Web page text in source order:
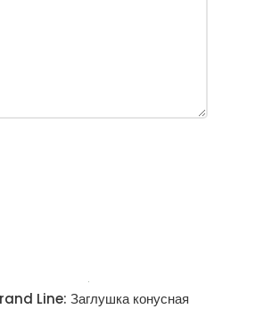
Line: Заглушка конусная